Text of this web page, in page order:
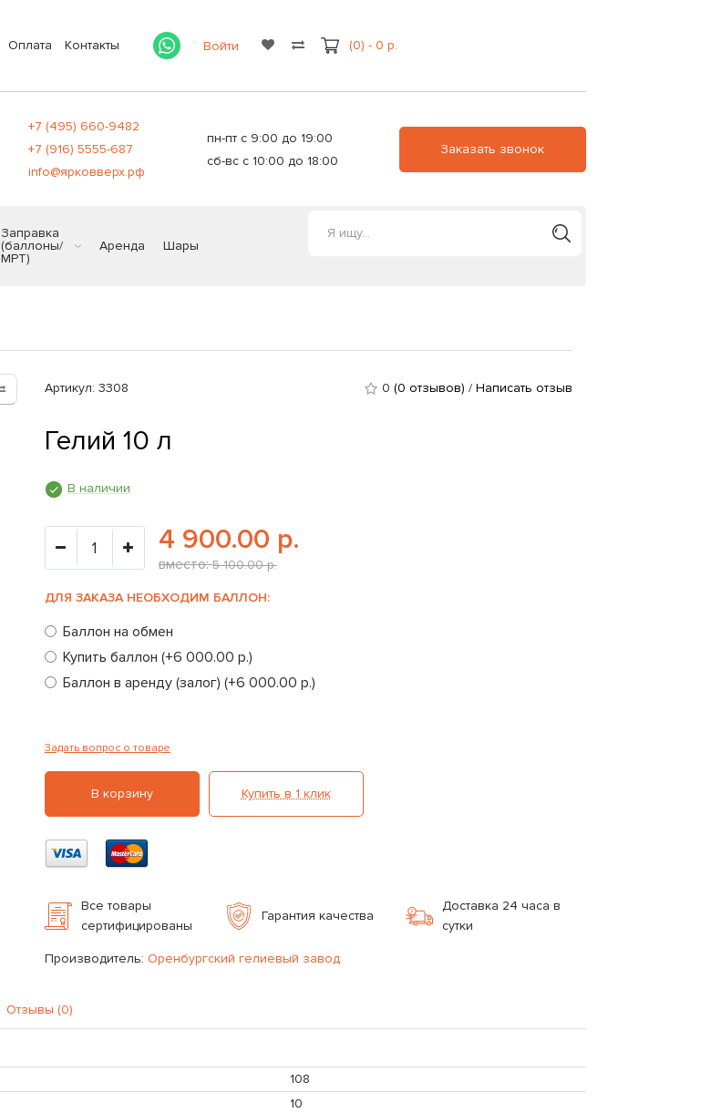
Оплата Контакты Войти (0) - 0 р.
+7 (495) 660-9482
+7 (916) 5555-687
info@ярковверх.рф
пн-пт с 9:00 до 19:00
сб-вс с 10:00 до 18:00
Заказать звонок
Заправка
(баллоны/
МРТ)
Аренда Шары
Артикул: 3308 0 (0 отзывов) / Написать отзыв
Гелий 10 л
В наличии
4 900.00 р.
вместо:5 100.00 р.
ДЛЯ ЗАКАЗА НЕОБХОДИМ БАЛЛОН:
Баллон на обмен
Купить баллон (+6 000.00 р.)
Баллон в аренду (залог) (+6 000.00 р.)
Задать вопрос о товаре
В корзину Купить в 1 клик
Все товары
сертифицированы
Гарантия качества
Доставка 24 часа в
сутки
Производитель: Оренбургский гелиевый завод
Отзывы (0)
108
10